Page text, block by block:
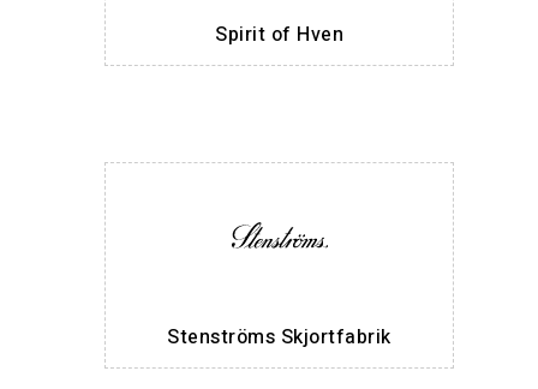
Spirit of Hven
Stenströms Skjortfabrik